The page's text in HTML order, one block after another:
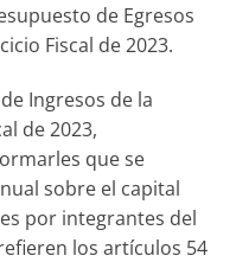
de Egresos
Fiscal de 2023.
Ingresos de la
de 2023,
que se
sobre el capital
por integrantes del
los artículos 54